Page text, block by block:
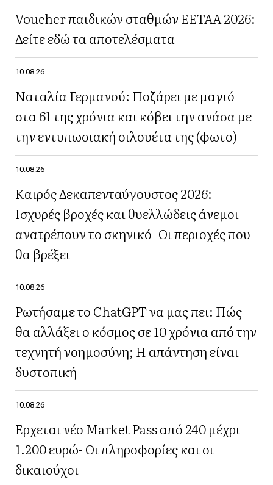
Voucher παιδικών σταθμών ΕΕΤΑΑ 2026:
Δείτε εδώ τα αποτελέσματα
10.08.26
Ναταλία Γερμανού: Ποζάρει με μαγιό
στα 61 της χρόνια και κόβει την ανάσα με
την εντυπωσιακή σιλουέτα της (φωτο)
10.08.26
Καιρός Δεκαπενταύγουστος 2026:
Ισχυρές βροχές και θυελλώδεις άνεμοι
ανατρέπουν το σκηνικό- Οι περιοχές που
θα βρέξει
10.08.26
Ρωτήσαμε το ChatGPT να μας πει: Πώς
θα αλλάξει ο κόσμος σε 10 χρόνια από την
τεχνητή νοημοσύνη; Η απάντηση είναι
δυστοπική
10.08.26
Έρχεται νέο Market Pass από 240 μέχρι
1.200 ευρώ- Οι πληροφορίες και οι
δικαιούχοι